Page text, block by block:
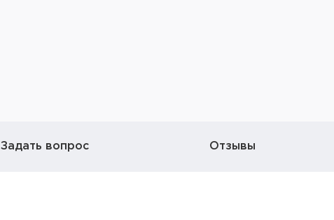
Задать вопрос Отзывы